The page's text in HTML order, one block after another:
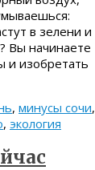
в зелени и
Вы начинаете
и изобретать
, минусы сочи,
, экология